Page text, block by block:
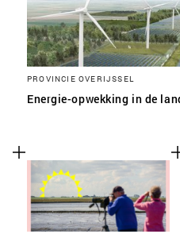
PROVINCIE OVERIJSSEL
Energie-opwekking in de